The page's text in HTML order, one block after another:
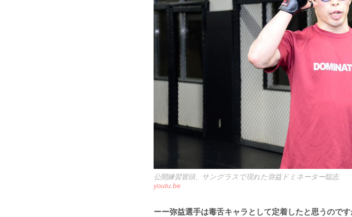
公開練習冒頭、サングラスで現れた弥益ドミネーター聡志
youtu.be
ーー弥益選手は毒舌キャラとして定着したと思うので